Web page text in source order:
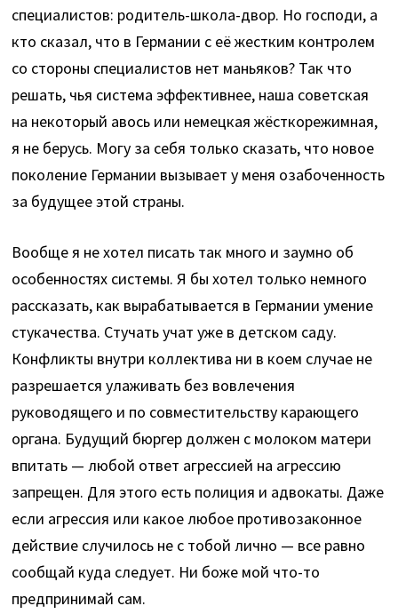
специалистов: родитель-школа-двор. Но господи, а
кто сказал, что в Германии с её жестким контролем
со стороны специалистов нет маньяков? Так что
решать, чья система эффективнее, наша советская
на некоторый авось или немецкая жёсткорежимная,
я не берусь. Могу за себя только сказать, что новое
поколение Германии вызывает у меня озабоченность
за будущее этой страны.
Вообще я не хотел писать так много и заумно об
особенностях системы. Я бы хотел только немного
рассказать, как вырабатывается в Германии умение
стукачества. Стучать учат уже в детском саду.
Конфликты внутри коллектива ни в коем случае не
разрешается улаживать без вовлечения
руководящего и по совместительству карающего
органа. Будущий бюргер должен с молоком матери
впитать — любой ответ агрессией на агрессию
запрещен. Для этого есть полиция и адвокаты. Даже
если агрессия или какое любое противозаконное
действие случилось не с тобой лично — все равно
сообщай куда следует. Ни боже мой что-то
предпринимай сам.